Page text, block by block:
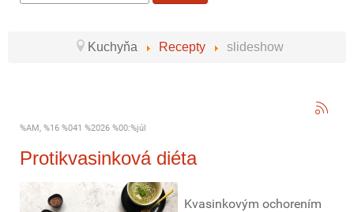
...
Kuchyňa Recepty slideshow
%AM, %16 %041 %2026 %00:%júl
Protikvasinková diéta
Kvasinkovým ochorením